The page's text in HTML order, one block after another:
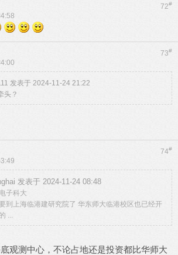
72#
73#
发表于 2024-11-24 21:22
头？
74#
发表于 2024-11-24 08:48
子科大
到上海临港建研究院了 华东师大临港校区也已经开
...
观测中心，不论占地还是投资都比华师大